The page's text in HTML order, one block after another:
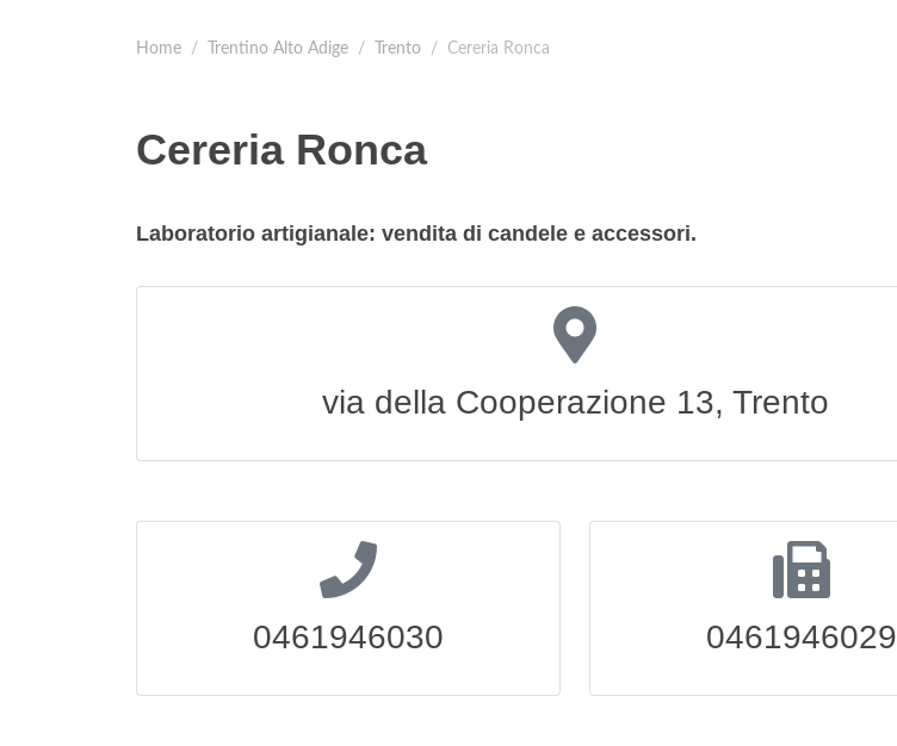
Home Trentino Alto Adige Trento Cereria Ronca
Cereria Ronca
Laboratorio artigianale: vendita di candele e accessori.
via della Cooperazione 13, Trento
0461946030 0461946029